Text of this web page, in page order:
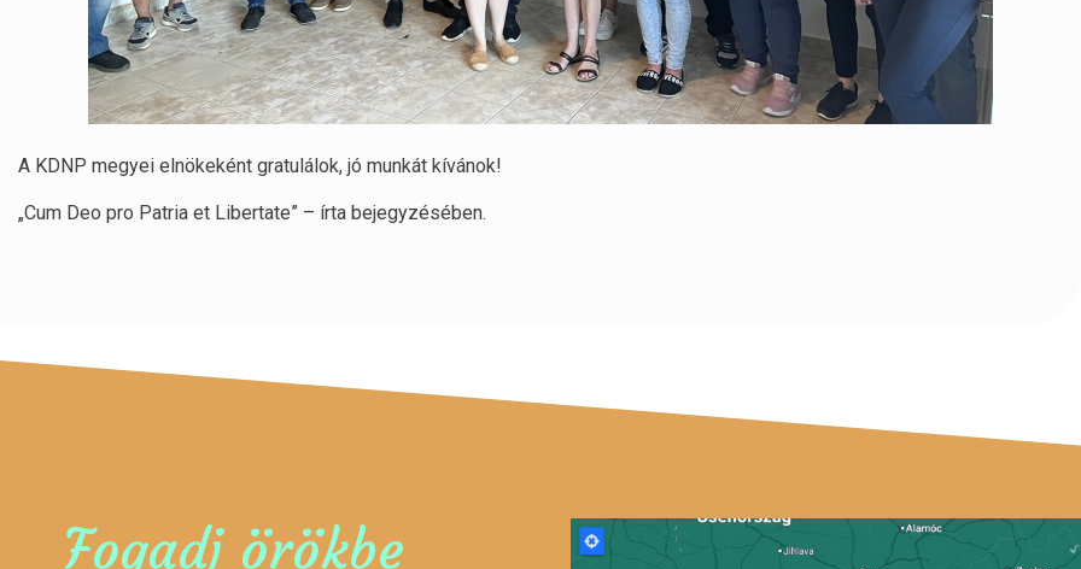
A KDNP megyei elnökeként gratulálok, jó munkát kívánok!
„Cum Deo pro Patria et Libertate” – írta bejegyzésében.
Fogadj örökbe